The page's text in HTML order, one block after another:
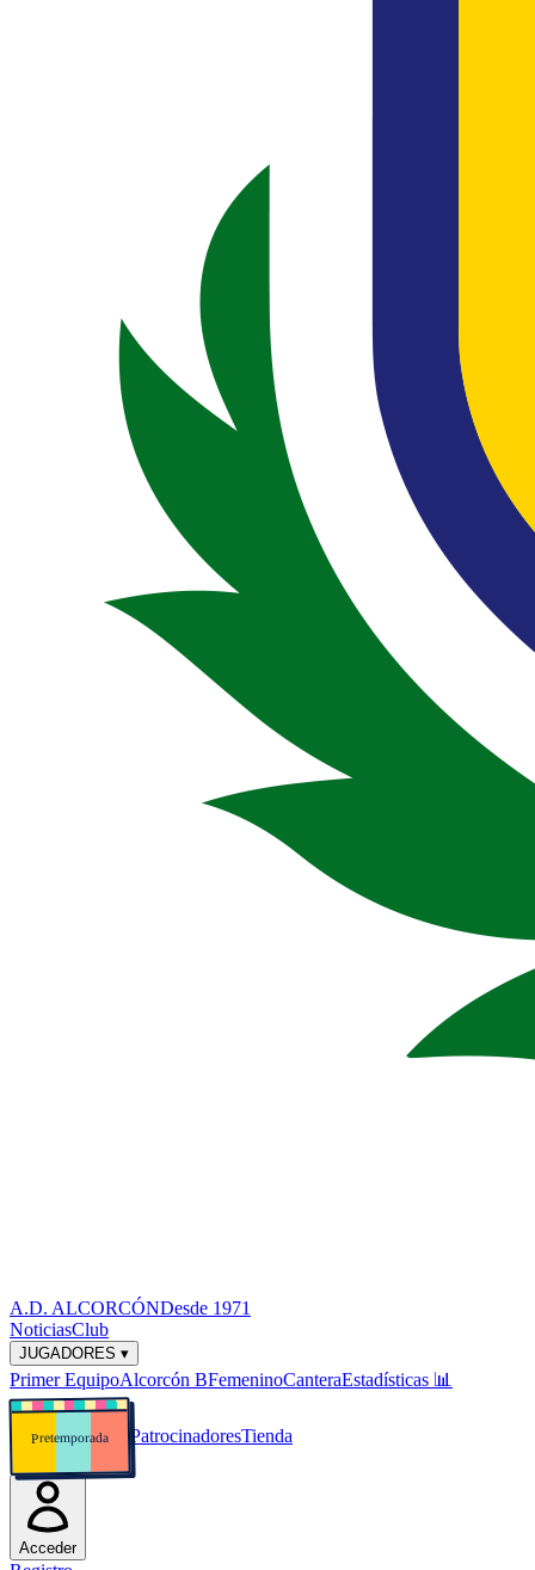
A.D. ALCORCÓNDesde 1971
NoticiasClub
JUGADORES ▾
Primer EquipoAlcorcón BFemeninoCanteraEstadísticas 📊
Pretemporada PatrocinadoresTienda
Acceder